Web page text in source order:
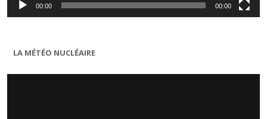
00:00 00:00
LA MÉTÉO NUCLÉAIRE
Lecteur